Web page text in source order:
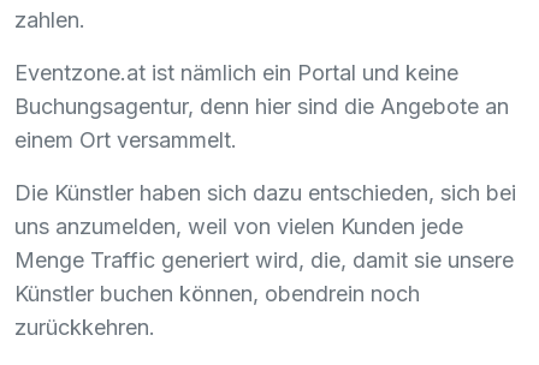
zahlen.
Eventzone.at ist nämlich ein Portal und keine
Buchungsagentur, denn hier sind die Angebote an
einem Ort versammelt.
Die Künstler haben sich dazu entschieden, sich bei
uns anzumelden, weil von vielen Kunden jede
Menge Traffic generiert wird, die, damit sie unsere
Künstler buchen können, obendrein noch
zurückkehren.